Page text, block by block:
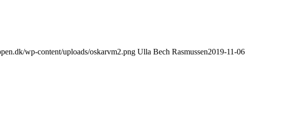
wp-content/uploads/oskarvm2.png Ulla Bech Rasmussen2019-11-06